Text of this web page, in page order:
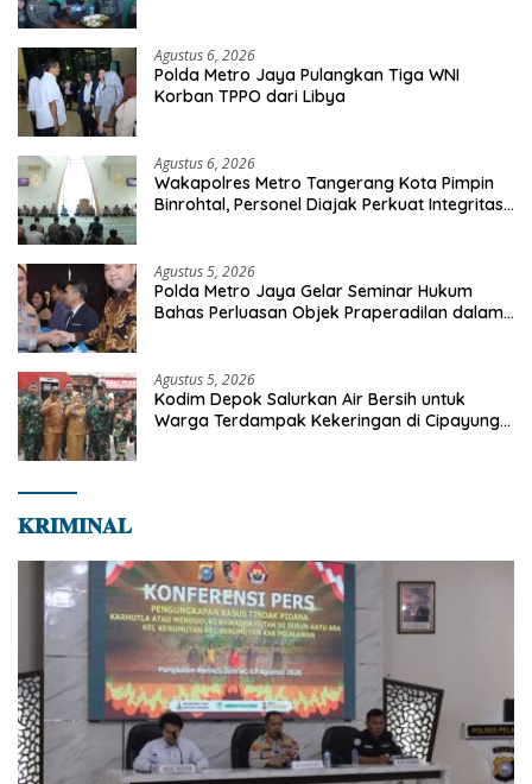
Agustus 6, 2026
Polda Metro Jaya Pulangkan Tiga WNI
Korban TPPO dari Libya
Agustus 6, 2026
Wakapolres Metro Tangerang Kota Pimpin
Binrohtal, Personel Diajak Perkuat Integritas
Agustus 5, 2026
Polda Metro Jaya Gelar Seminar Hukum
Bahas Perluasan Objek Praperadilan dalam
Agustus 5, 2026
Kodim Depok Salurkan Air Bersih untuk
Warga Terdampak Kekeringan di Cipayung
𝐊𝐑𝐈𝐌𝐈𝐍𝐀𝐋